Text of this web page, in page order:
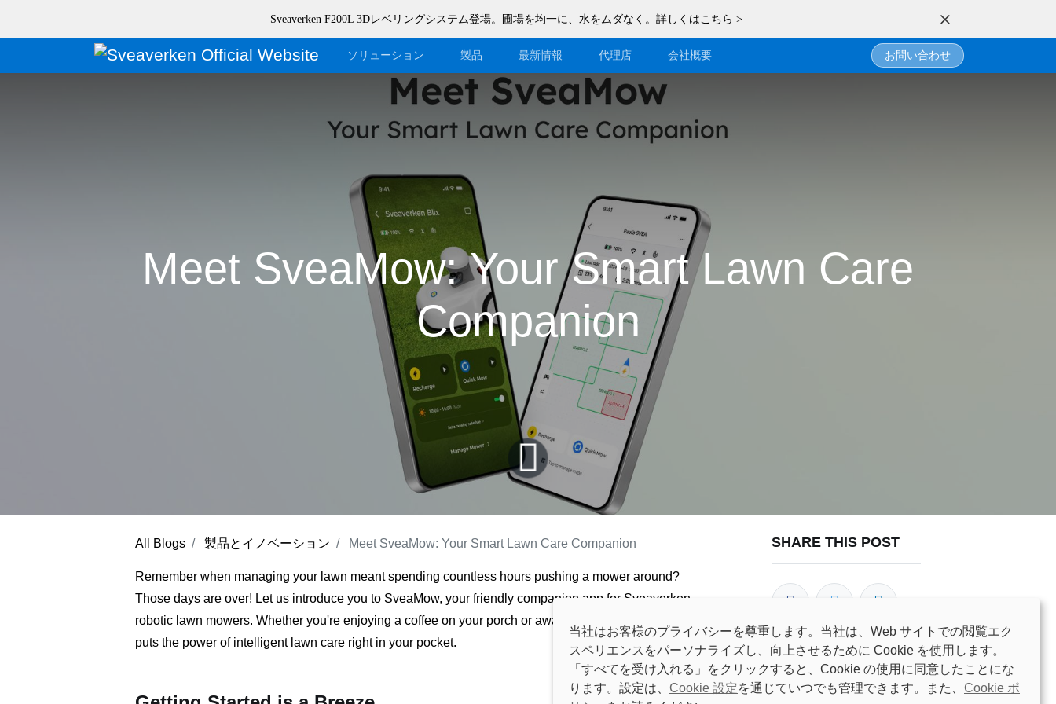
Sveaverken F200L 3Dレベリングシステム登場。圃場を均一に、水をムダなく。詳しくはこちら >
ソリューション 製品 最新情報
ブログ
ダウンロード
代理店
代理店になる
ウェイブショップ登録
代理店DMSシステム
会社概要 お問い合わせ
Meet SveaMow: Your Smart Lawn Care
Companion
All Blogs 製品とイノベーション Meet SveaMow: Your Smart Lawn Care Companion
Remember when managing your lawn meant spending countless hours pushing a mower around?
Those days are over! Let us introduce you to SveaMow, your friendly companion app for Sveaverken
robotic lawn mowers. Whether you're enjoying a coffee on your porch or away on vacation, SveaMow
puts the power of intelligent lawn care right in your pocket.
SHARE THIS POST
OUR BLOGS
当社はお客様のプライバシーを尊重します。当社は、Web サイトでの閲覧エク
スペリエンスをパーソナライズし、向上させるために Cookie を使用します。
「すべてを受け入れる」をクリックすると、Cookie の使用に同意したことにな
ります。設定は、 Cookie 設定を通じていつでも管理できます。また、 Cookie ポ